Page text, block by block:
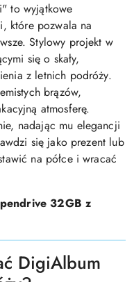
to wyjątkowe
które pozwala na
Stylowy projekt w
się o skały,
z letnich podróży.
brązów,
atmosferę.
nadając mu elegancji
się jako prezent lub
na półce i wracać
32GB z
DigiAlbum